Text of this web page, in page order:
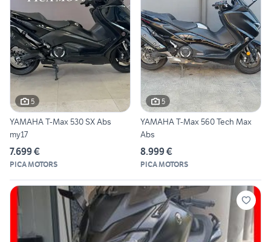
5
YAMAHA T-Max 530 SX Abs
my17
7.699 €
PICA MOTORS
5
YAMAHA T-Max 560 Tech Max
Abs
8.999 €
PICA MOTORS